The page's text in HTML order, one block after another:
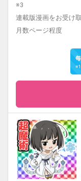
※3
連載版漫画をお受け
月数ページ程度